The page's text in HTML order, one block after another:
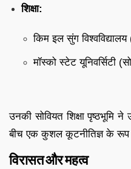
शिक्षा:
किम इल सुंग विश्वविद्यालय
मॉस्को स्टेट यूनिवर्सिटी
उनकी सोवियत शिक्षा पृष्ठभूमि ने
बीच एक कुशल कूटनीतिज्ञ के रूप
विरासत और महत्व